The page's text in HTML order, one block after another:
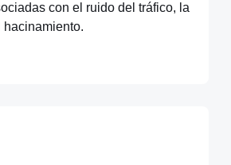
con el ruido del tráfico, la